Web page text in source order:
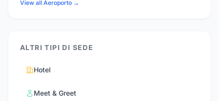
View all Aeroporto →
ALTRI TIPI DI SEDE
Hotel
Meet & Greet